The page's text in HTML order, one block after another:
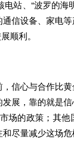
、“波罗的海
信设备、家电
顺利。
信心与合作比黄
展，靠的就是
场的政策；其
尽量减少这场